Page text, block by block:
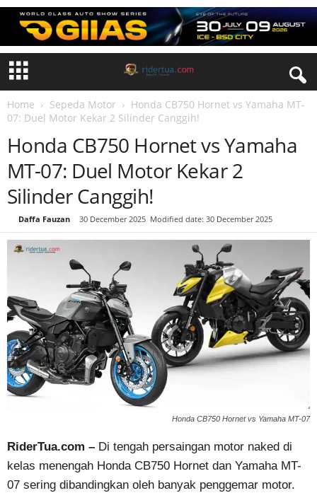
Home Sepeda Motor
Honda CB750 Hornet vs Yamaha MT-
07: Duel Motor Kekar 2 Silinder Canggih!
Honda CB750 Hornet vs Yamaha
MT-07: Duel Motor Kekar 2
Silinder Canggih!
Daffa Fauzan 30 December 2025 Modified date: 30 December 2025
Honda CB750 Hornet vs Yamaha MT-07
RiderTua.com – Di tengah persaingan motor naked di
kelas menengah Honda CB750 Hornet dan Yamaha MT-
07 sering dibandingkan oleh banyak penggemar motor.